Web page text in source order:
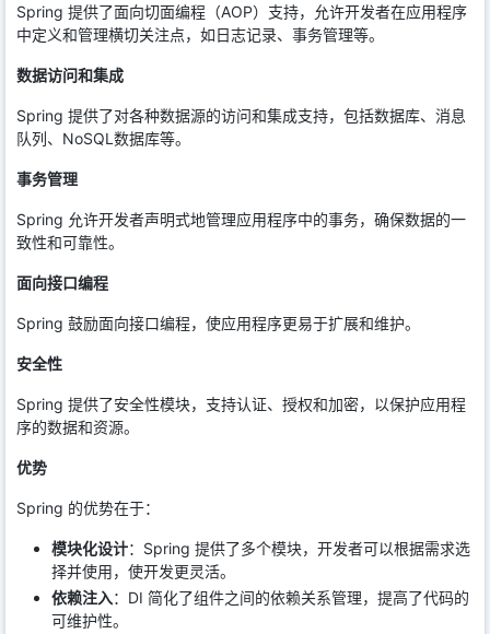
Spring 提供了面向切面编程（AOP）支持，允许开发者在应用程序
中定义和管理横切关注点，如日志记录、事务管理等。
数据访问和集成
Spring 提供了对各种数据源的访问和集成支持，包括数据库、消息
队列、NoSQL数据库等。
事务管理
Spring 允许开发者声明式地管理应用程序中的事务，确保数据的一
致性和可靠性。
面向接口编程
Spring 鼓励面向接口编程，使应用程序更易于扩展和维护。
安全性
Spring 提供了安全性模块，支持认证、授权和加密，以保护应用程
序的数据和资源。
优势
Spring 的优势在于：
模块化设计：Spring 提供了多个模块，开发者可以根据需求选
择并使用，使开发更灵活。
依赖注入：DI 简化了组件之间的依赖关系管理，提高了代码的
可维护性。